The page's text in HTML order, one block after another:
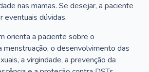
nas mamas. Se desejar, a paciente
eventuais dúvidas.
orienta a paciente sobre o
menstruação, o desenvolvimento das
a virgindade, a prevenção da